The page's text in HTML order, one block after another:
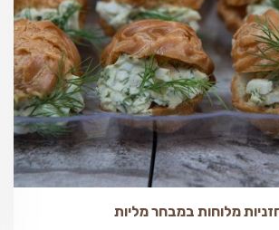
מלוחות במבחר מליות